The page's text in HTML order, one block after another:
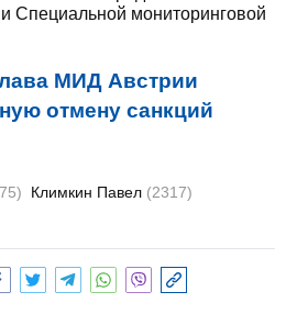
Специальной мониторинговой
МИД Австрии
отмену санкций
Климкин Павел (2317)